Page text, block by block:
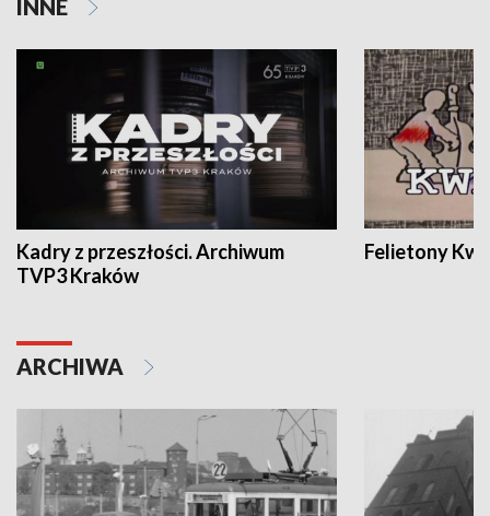
INNE
Kadry z przeszłości. Archiwum
TVP3 Kraków
Felietony
ARCHIWA